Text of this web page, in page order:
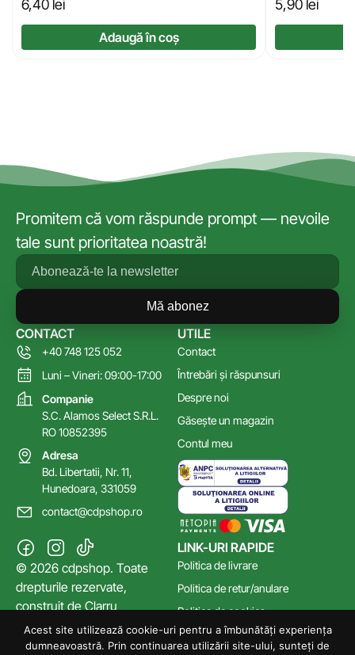
6,40 lei
Adaugă în coș
5,90 lei
Promitem că vom răspunde prompt — nevoile
tale sunt prioritatea noastră!
Mă abonez
LINK-URI RAPIDE
Politica de livrare
Politica de retur/anulare
Politica de cookies
Poltica de confidențialitate
UTILE
Contact
Întrebări și răspunsuri
Despre noi
Găsește un magazin
Contul meu
CONTACT
+40 748 125 052
Luni – Vineri: 09:00-17:00
Companie
S.C. Alamos Select S.R.L.
RO 10852395
Adresa
Bd. Libertatii, Nr. 11,
Hunedoara, 331059
contact@cdpshop.ro
© 2026 cdpshop. Toate
drepturile rezervate,
construit de Clarru
Acest site utilizează cookie-uri pentru a îmbunătăți experiența
dumneavoastră. Prin continuarea utilizării site-ului, sunteți de